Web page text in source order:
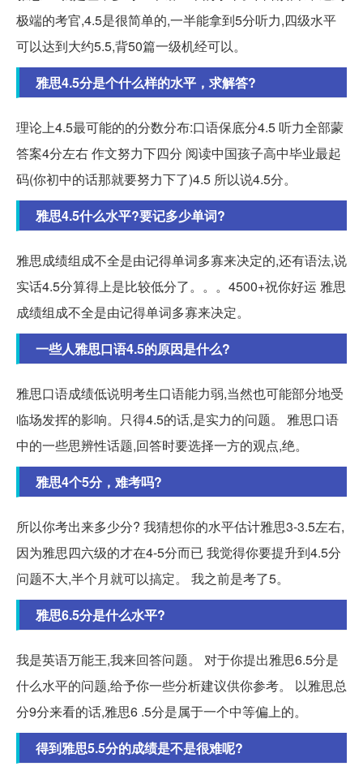
极端的考官,4.5是很简单的,一半能拿到5分听力,四级水平
可以达到大约5.5,背50篇一级机经可以。
雅思4.5分是个什么样的水平，求解答?
理论上4.5最可能的的分数分布:口语保底分4.5 听力全部蒙
答案4分左右 作文努力下四分 阅读中国孩子高中毕业最起
码(你初中的话那就要努力下了)4.5 所以说4.5分。
雅思4.5什么水平?要记多少单词?
雅思成绩组成不全是由记得单词多寡来决定的,还有语法,说
实话4.5分算得上是比较低分了。。。4500+祝你好运 雅思
成绩组成不全是由记得单词多寡来决定。
一些人雅思口语4.5的原因是什么?
雅思口语成绩低说明考生口语能力弱,当然也可能部分地受
临场发挥的影响。只得4.5的话,是实力的问题。 雅思口语
中的一些思辨性话题,回答时要选择一方的观点,绝。
雅思4个5分，难考吗?
所以你考出来多少分? 我猜想你的水平估计雅思3-3.5左右,
因为雅思四六级的才在4-5分而已 我觉得你要提升到4.5分
问题不大,半个月就可以搞定。 我之前是考了5。
雅思6.5分是什么水平?
我是英语万能王,我来回答问题。 对于你提出雅思6.5分是
什么水平的问题,给予你一些分析建议供你参考。 以雅思总
分9分来看的话,雅思6 .5分是属于一个中等偏上的。
得到雅思5.5分的成绩是不是很难呢?